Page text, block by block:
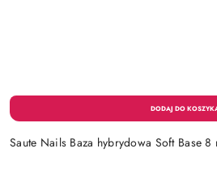
Saute Nails Baza hybrydowa Soft Base